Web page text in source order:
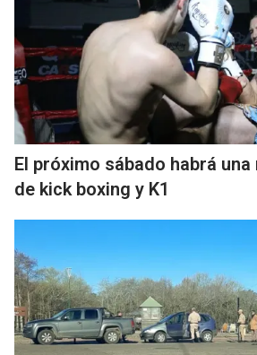
El próximo sábado habrá una
de kick boxing y K1